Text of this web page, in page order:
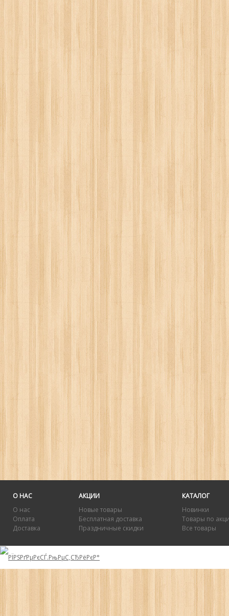
О НАС
О нас
Оплата
Доставка
АКЦИИ
Новые товары
Бесплатная доставка
Праздничные скидки
КАТАЛОГ
Новинки
Товары по
Все товары